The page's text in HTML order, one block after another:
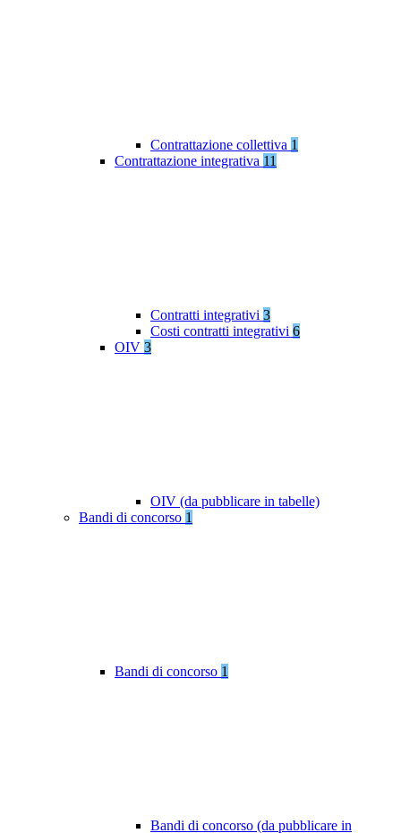
Contrattazione collettiva 1
Contrattazione integrativa 11
Contratti integrativi 3
Costi contratti integrativi 6
OIV 3
OIV (da pubblicare in tabelle)
Bandi di concorso 1
Bandi di concorso 1
Bandi di concorso (da pubblicare in